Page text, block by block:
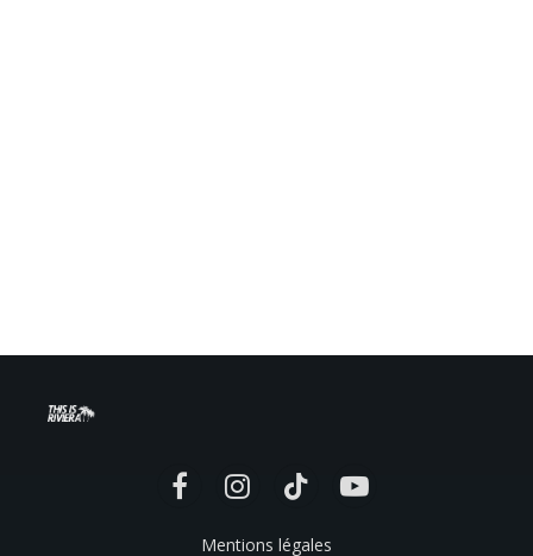
FacebookInstagramTikTok YouTube
Mentions légales